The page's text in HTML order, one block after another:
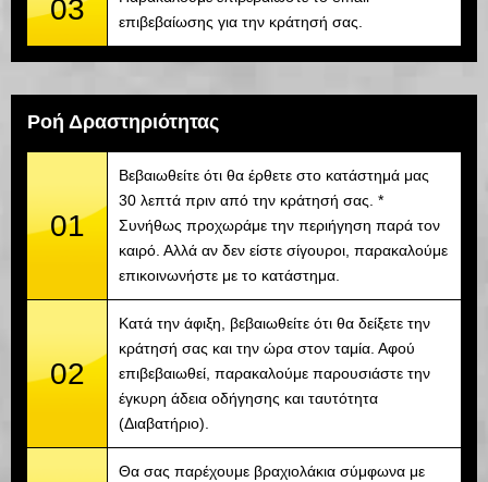
03
επιβεβαίωσης για την κράτησή σας.
Ροή Δραστηριότητας
01
Βεβαιωθείτε ότι θα έρθετε στο κατάστημά μας
30 λεπτά πριν από την κράτησή σας. *
Συνήθως προχωράμε την περιήγηση παρά τον
καιρό. Αλλά αν δεν είστε σίγουροι, παρακαλούμε
επικοινωνήστε με το κατάστημα.
02
Κατά την άφιξη, βεβαιωθείτε ότι θα δείξετε την
κράτησή σας και την ώρα στον ταμία. Αφού
επιβεβαιωθεί, παρακαλούμε παρουσιάστε την
έγκυρη άδεια οδήγησης και ταυτότητα
(Διαβατήριο).
Θα σας παρέχουμε βραχιολάκια σύμφωνα με